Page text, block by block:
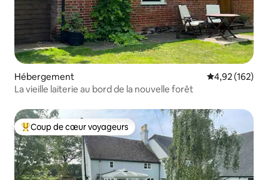
Hébergement Évaluation
4,92 (162)
La vieille laiterie au bord de la nouvelle forêt
Coups de cœur voyageurs les plus appréciés
Coup de cœur voyageurs